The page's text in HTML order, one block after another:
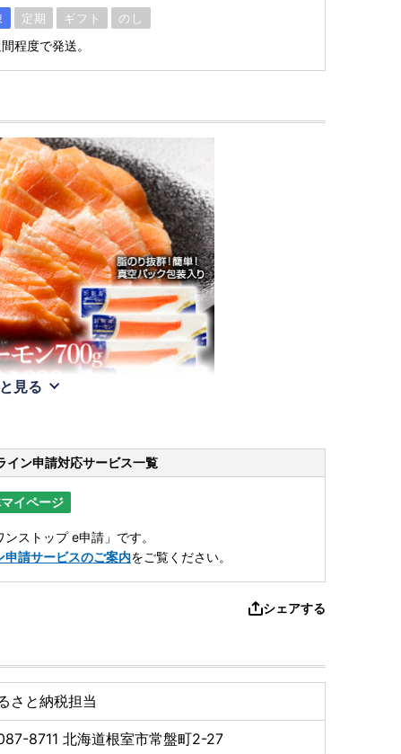
定期 ギフト のし
程度で発送。
見る
イン申請対応サービス一覧
イページ
ストップ e申請」です。
申請サービスのご案内をご覧ください。
シェアする
さと納税担当
8711 北海道根室市常盤町2-27